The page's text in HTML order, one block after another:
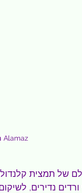
Alamaz
של תמצית
נדירים,